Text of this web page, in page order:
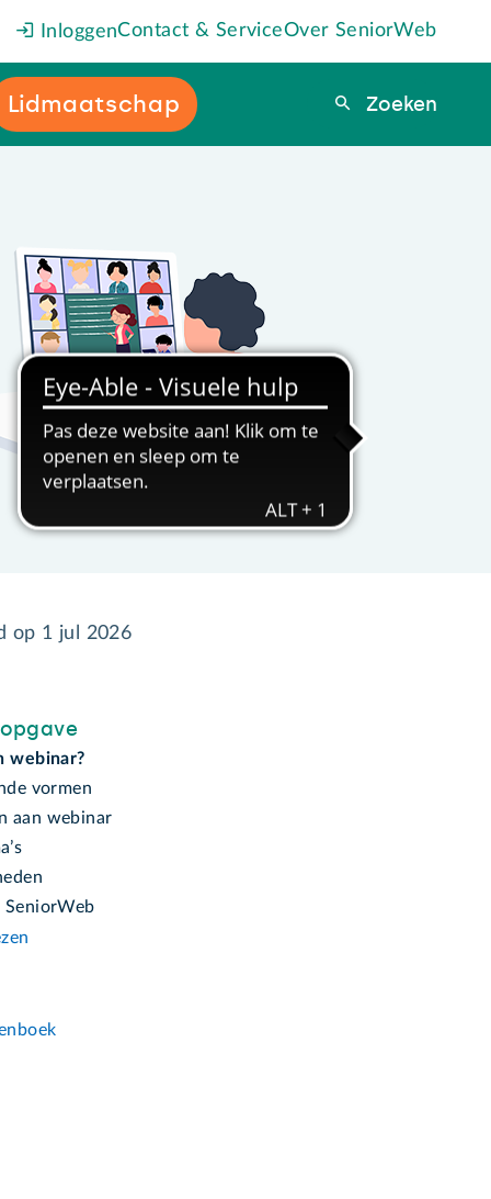
InloggenContact & ServiceOver SeniorWeb
Lidmaatschap Zoeken
Zoeken
op 1 jul 2026
webinar?
vormen
aan webinar
SeniorWeb